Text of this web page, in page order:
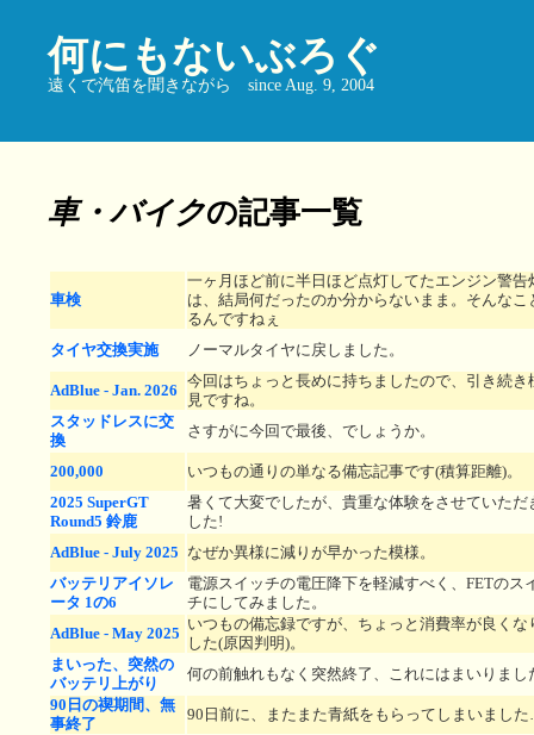
何にもないぶろぐ
遠くで汽笛を聞きながら since Aug. 9, 2004
車・バイクの記事一覧
車検
一ヶ月ほど前に半日ほど点灯してたエンジン警告
は、結局何だったのか分からないまま。そんなこ
るんですねぇ
タイヤ交換実施
ノーマルタイヤに戻しました。
AdBlue - Jan. 2026
今回はちょっと長めに持ちましたので、引き続き
見ですね。
スタッドレスに交
換
さすがに今回で最後、でしょうか。
200,000
いつもの通りの単なる備忘記事です(積算距離)。
2025 SuperGT
Round5 鈴鹿
暑くて大変でしたが、貴重な体験をさせていただ
した!
AdBlue - July 2025 なぜか異様に減りが早かった模様。
バッテリアイソレ
ータ 1の6
電源スイッチの電圧降下を軽減すべく、FETのス
チにしてみました。
AdBlue - May 2025
いつもの備忘録ですが、ちょっと消費率が良くな
した(原因判明)。
まいった、突然の
バッテリ上がり
何の前触れもなく突然終了、これにはまいりまし
90日の禊期間、無
事終了
90日前に、またまた青紙をもらってしまいまし